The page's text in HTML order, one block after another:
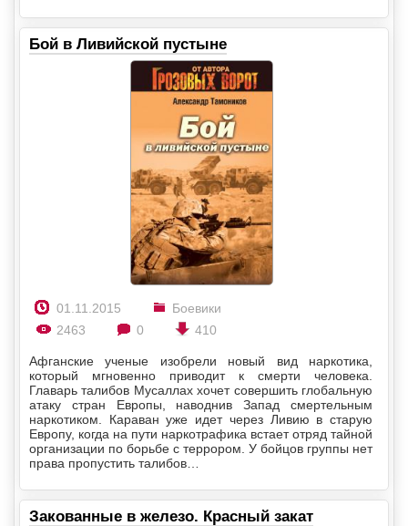
Бой в Ливийской пустыне
01.11.2015
Боевики
2463
0 410
Афганские ученые изобрели новый вид наркотика,
который мгновенно приводит к смерти человека.
Главарь талибов Мусаллах хочет совершить глобальную
атаку стран Европы, наводнив Запад смертельным
наркотиком. Караван уже идет через Ливию в старую
Европу, когда на пути наркотрафика встает отряд тайной
организации по борьбе с террором. У бойцов группы нет
права пропустить талибов…
Закованные в железо. Красный закат